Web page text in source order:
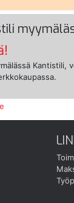
Kantistili,